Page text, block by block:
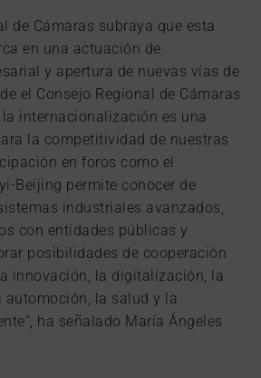
de Cámaras subraya que esta
en una actuación de
y apertura de nuevas vías de
el Consejo Regional de Cámaras
internacionalización es una
la competitividad de nuestras
en foros como el
Beijing permite conocer de
industriales avanzados,
con entidades públicas y
posibilidades de cooperación
innovación, la digitalización, la
automoción, la salud y la
ha señalado María Ángeles